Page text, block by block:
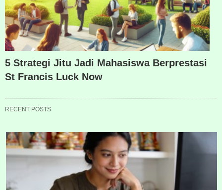
5 Strategi Jitu Jadi Mahasiswa Berprestasi
St Francis Luck Now
RECENT POSTS